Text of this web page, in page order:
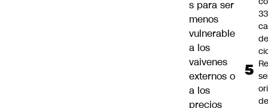
s para ser
menos
vulnerable
a los
vaivenes
externos o
a los
precios
33
de